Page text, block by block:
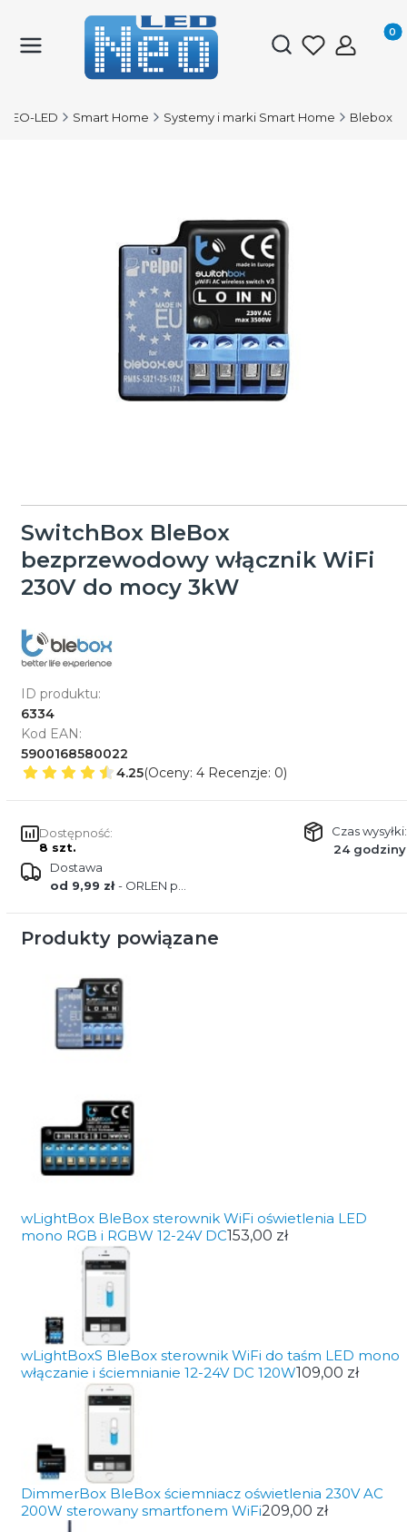
Otwórz
NEO-LED Smart Home Systemy i marki Smart Home Blebox
SwitchBox BleBox
bezprzewodowy włącznik WiFi
230V do mocy 3kW
ID produktu:
6334
Kod EAN:
5900168580022
4.25(Oceny: 4 Recenzje: 0)
Dostępność:
8 szt.
Czas wysyłki:
24 godziny
Dostawa
od 9,99 zł- ORLEN paczka
Produkty powiązane
wLightBox BleBox sterownik WiFi oświetlenia LED
mono RGB i RGBW 12-24V DC153,00 zł
wLightBoxS BleBox sterownik WiFi do taśm LED mono
włączanie i ściemnianie 12-24V DC 120W109,00 zł
DimmerBox BleBox ściemniacz oświetlenia 230V AC
200W sterowany smartfonem WiFi209,00 zł